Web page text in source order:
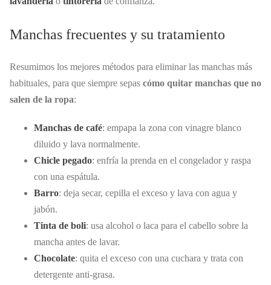
Manchas frecuentes y su tratamiento
Resumimos los mejores métodos para eliminar las manchas más
habituales, para que siempre sepas cómo quitar manchas que no
salen de la ropa:
Manchas de café: empapa la zona con vinagre blanco
diluido y lava normalmente.
Chicle pegado: enfría la prenda en el congelador y raspa
con una espátula.
Barro: deja secar, cepilla el exceso y lava con agua y
jabón.
Tinta de boli: usa alcohol o laca para el cabello sobre la
mancha antes de lavar.
Chocolate: quita el exceso con una cuchara y trata con
detergente anti-grasa.